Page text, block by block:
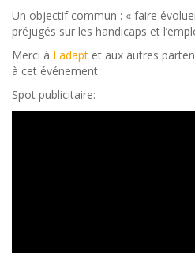
Un objectif commun : « faire
préjugés sur les handicaps et
Merci à Ladapt et aux autres
à cet événement.
Spot publicitaire: